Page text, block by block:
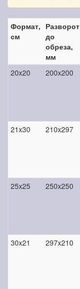
Формат,
см
Разворот
до
обреза,
мм
20x20 200x200
21x30
210x297
25x25
250x250
30x21
297x210